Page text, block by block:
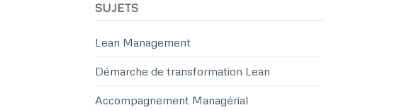
SUJETS
Lean Management
Démarche de transformation Lean
Accompagnement Managérial